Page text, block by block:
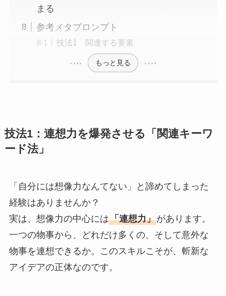
まる
参考メタプロンプト
技法1 関連する要素
もっと見る
技法1：連想力を爆発させる「関連キーワ
ード法」
「自分には想像力なんてない」と諦めてしまった
経験はありませんか？
実は、想像力の中心には「連想力」があります。
一つの物事から、どれだけ多くの、そして意外な
物事を連想できるか。このスキルこそが、斬新な
アイデアの正体なのです。